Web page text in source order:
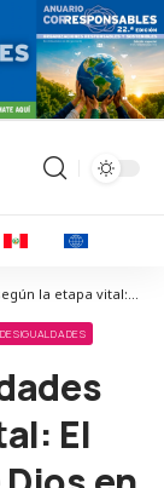
Corresponsables > Social > Diferentes necesidades según la etapa vital: El modelo San Juan de Dios en discapacidad adapta las competencias tecnológicas a su formación personal y social
El